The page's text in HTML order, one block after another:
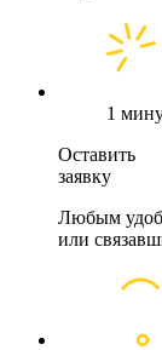
1
Оставить
заявку
Любым
или